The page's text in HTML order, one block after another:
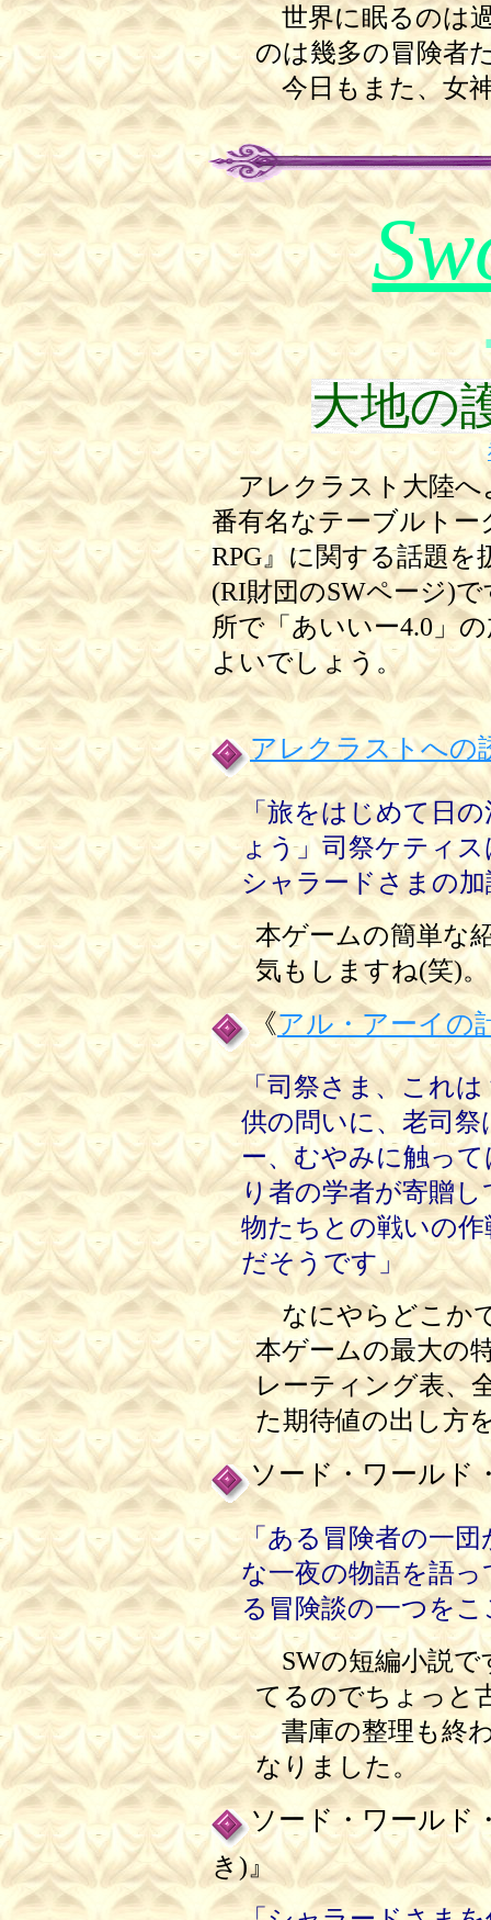
世界に眠るのは過
のは幾多の冒険者
今日もまた、女
大地の
アレクラスト大陸へ
番有名なテーブルトー
RPG』に関する話題
(RI財団のSWページ)
所で「あいいー4.0」
よいでしょう。
アレクラストへの
「旅をはじめて日
ょう」司祭ケティ
シャラードさまの
本ゲームの簡単な
気もしますね(笑)。
《アル・アーイの
「司祭さま、これ
供の問いに、老司
ー、むやみに触っ
り者の学者が寄贈
物たちとの戦いの
だそうです」
なにやらどこか
本ゲームの最大の
レーティング表、
た期待値の出し方
ソード・ワールド
「ある冒険者の一
な一夜の物語を語
る冒険談の一つを
SWの短編小説で
てるのでちょっ
書庫の整理も終
なりました。
ソード・ワールド
き)』